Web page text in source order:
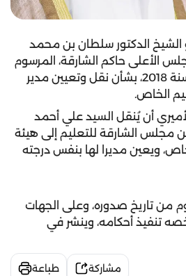
الدكتور سلطان بن محمد
الأعلى حاكم الشارقة، المرسوم
الأميري رقم (47) لسنة 2018، بشأن نقل وتعيين مدير
الخاص.
أن يُنقل السيد علي أحمد
الشارقة للتعليم إلى هيئة
ويعين مديرا لها بنفس درجته
من تاريخ صدوره، وعلى الجهات
تنفيذ أحكامه، وينشر في
مشاركة طباعة